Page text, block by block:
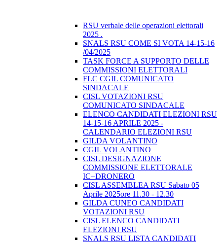
RSU verbale delle operazioni elettorali
2025 .
SNALS RSU COME SI VOTA 14-15-16
/04/2025
TASK FORCE A SUPPORTO DELLE
COMMISSIONI ELETTORALI
FLC CGIL COMUNICATO
SINDACALE
CISL VOTAZIONI RSU
COMUNICATO SINDACALE
ELENCO CANDIDATI ELEZIONI RSU
14-15-16 APRILE 2025 -
CALENDARIO ELEZIONI RSU
GILDA VOLANTINO
CGIL VOLANTINO
CISL DESIGNAZIONE
COMMISSIONE ELETTORALE
IC+DRONERO
CISL ASSEMBLEA RSU Sabato 05
Aprile 2025ore 11.30 - 12.30
GILDA CUNEO CANDIDATI
VOTAZIONI RSU
CISL ELENCO CANDIDATI
ELEZIONI RSU
SNALS RSU LISTA CANDIDATI